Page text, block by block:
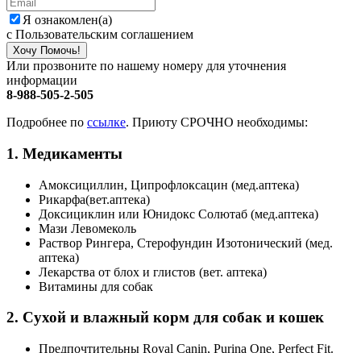
Я ознакомлен(а)
с Пользовательским соглашением
Хочу Помочь!
Или прозвоните по нашему номеру для уточнения
информации
8-988-505-2-505
Подробнее по ссылке. Приюту СРОЧНО необходимы:
1. Медикаменты
Амоксициллин, Ципрофлоксацин (мед.аптека)
Рикарфа(вет.аптека)
Доксициклин или Юнидокс Солютаб (мед.аптека)
Мази Левомеколь
Раствор Рингера, Стерофундин Изотонический (мед.
аптека)
Лекарства от блох и глистов (вет. аптека)
Витамины для собак
2. Сухой и влажный корм для собак и кошек
Предпочтительны Royal Canin, Purina One, Perfect Fit.